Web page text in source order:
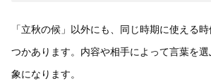
「立秋の候」以外にも、同じ時期に使える
つかあります。内容や相手によって言葉を
象になります。